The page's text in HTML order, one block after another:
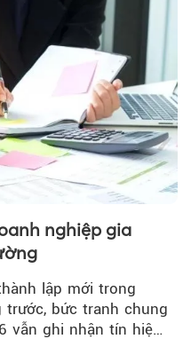
nghiệp gia
lập mới trong
bức tranh chung
vẫn ghi nhận tín hiệu